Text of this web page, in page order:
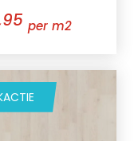
per m2